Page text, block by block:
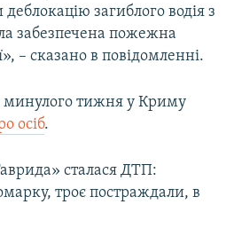
загиблого водія з
забезпечена пожежна
– сказано в повідомленні.
минулого тижня у Криму
осіб.
сталася ДТП:
троє постраждали, в